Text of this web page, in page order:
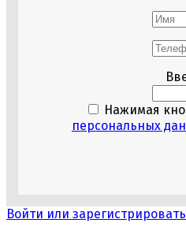
Нажимая
персональных
Войти или